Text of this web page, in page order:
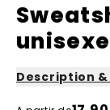
Description